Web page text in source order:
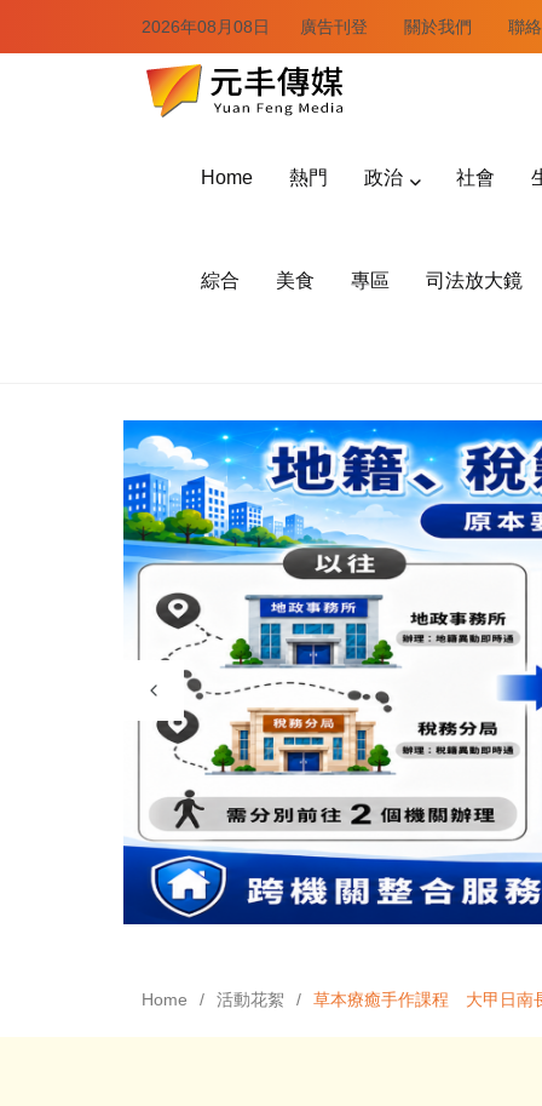
2026年08月08日 廣告刊登 關於我們 聯
Home 熱門 政治 社會
綜合 美食 專區 司法放大鏡
Home 活動花絮 草本療癒手作課程 大甲日南